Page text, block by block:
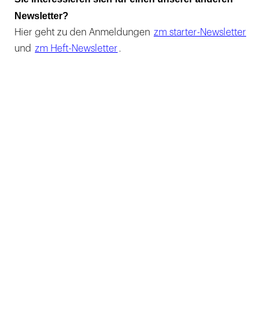
Newsletter?
Hier geht zu den Anmeldungen zm starter-Newsletter
und zm Heft-Newsletter .